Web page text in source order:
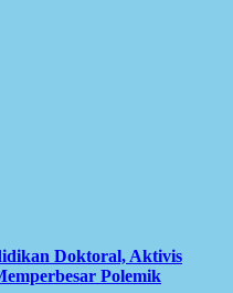
Doktoral, Aktivis
Polemik